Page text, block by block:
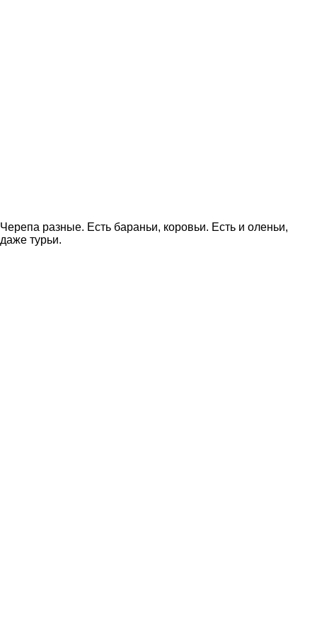
Черепа разные. Есть бараньи, коровьи. Есть и оленьи,
даже турьи.